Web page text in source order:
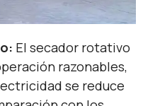
El secador rotativo
razonables,
se reduce